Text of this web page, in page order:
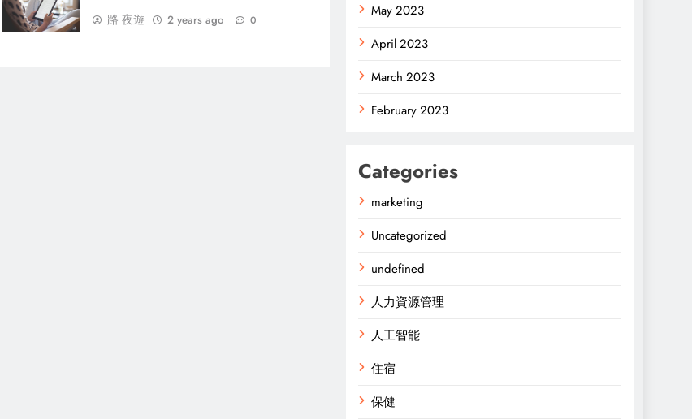
路 夜遊 2 years ago 0
May 2023
April 2023
March 2023
February 2023
Categories
marketing
Uncategorized
undefined
人力資源管理
人工智能
住宿
保健